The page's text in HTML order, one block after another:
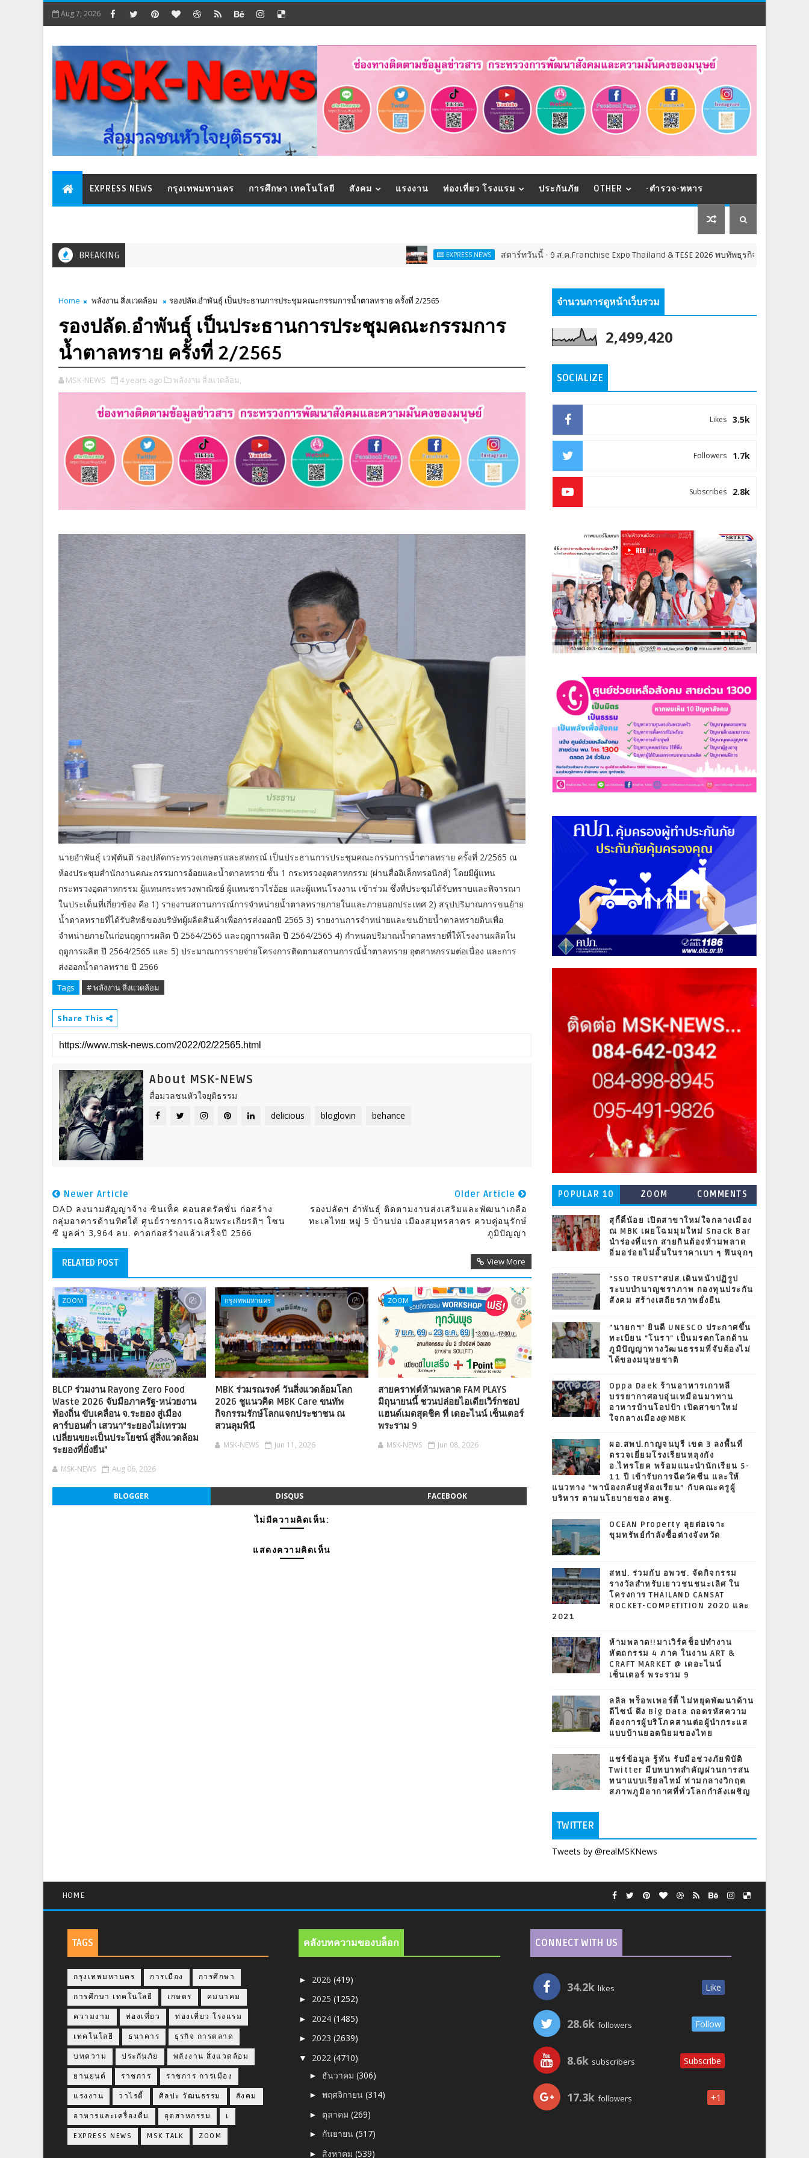
Aug 7, 2026
EXPRESS NEWS กรุงเทพมหานคร การศึกษา เทคโนโลยี สังคม แรงงาน ท่องเที่ยว โรงแรม ประกันภัย OTHER -ตำรวจ-ทหาร
BREAKING EXPRESS NEWS สตาร์ทวันนี้ - 9 ส.ค.Franchise Expo Thailand & TESE 2026 พบทัพธุรกิจ&แฟรนไชส์ ซัพพลายเอ
Home พลังงาน สิ่งแวดล้อม รองปลัด.อำพันธุ์ เป็นประธานการประชุมคณะกรรมการน้ำตาลทราย ครั้งที่ 2/2565
รองปลัด.อำพันธุ์ เป็นประธานการประชุมคณะกรรมการ
น้ำตาลทราย ครั้งที่ 2/2565
MSK-NEWS 4 years ago พลังงาน สิ่งแวดล้อม,
นายอำพันธุ์ เวฬุตันติ รองปลัดกระทรวงเกษตรและสหกรณ์ เป็นประธานการประชุมคณะกรรมการน้ำตาลทราย ครั้งที่ 2/2565 ณ
ห้องประชุมสำนักงานคณะกรรมการอ้อยและน้ำตาลทราย ชั้น 1 กระทรวงอุตสาหกรรม (ผ่านสื่ออิเล็กทรอนิกส์) โดยมีผู้แทน
กระทรวงอุตสาหกรรม ผู้แทนกระทรวงพาณิชย์ ผู้แทนชาวไร่อ้อย และผู้แทนโรงงาน เข้าร่วม ซึ่งที่ประชุมได้รับทราบและพิจารณา
ในประเด็นที่เกี่ยวข้อง คือ 1) รายงานสถานการณ์การจำหน่ายน้ำตาลทรายภายในและภายนอกประเทศ 2) สรุปปริมาณการขนย้าย
น้ำตาลทรายที่ได้รับสิทธิของบริษัทผู้ผลิตสินค้าเพื่อการส่งออกปี 2565 3) รายงานการจำหน่ายและขนย้ายน้ำตาลทรายดิบเพื่อ
จำหน่ายภายในก่อนฤดูการผลิต ปี 2564/2565 และฤดูการผลิต ปี 2564/2565 4) กำหนดปริมาณน้ำตาลทรายที่ให้โรงงานผลิตใน
ฤดูการผลิต ปี 2564/2565 และ 5) ประมาณการรายจ่ายโครงการติดตามสถานการณ์น้ำตาลทราย อุตสาหกรรมต่อเนื่อง และการ
ส่งออกน้ำตาลทราย ปี 2566
Tags # พลังงาน สิ่งแวดล้อม
Share This
About MSK-NEWS
สื่อมวลชนหัวใจยุติธรรม
delicious
bloglovin behance
Newer Article
DAD ลงนามสัญญาจ้าง ซินเท็ค คอนสตรัคชั่น ก่อสร้าง
กลุ่มอาคารด้านทิศใต้ ศูนย์ราชการเฉลิมพระเกียรติฯ โซน
ซี มูลค่า 3,964 ลบ. คาดก่อสร้างแล้วเสร็จปี 2566
Older Article
รองปลัดฯ อำพันธุ์ ติดตามงานส่งเสริมและพัฒนาเกลือ
ทะเลไทย หมู่ 5 บ้านบ่อ เมืองสมุทรสาคร ควบคู่อนุรักษ์
ภูมิปัญญา
RELATED POST View More
ZOOM
BLCP ร่วมงาน Rayong Zero Food
Waste 2026 จับมือภาครัฐ-หน่วยงาน
ท้องถิ่น ขับเคลื่อน จ.ระยอง สู่เมือง
คาร์บอนต่ำ เสวนา“ระยองไม่เทรวม
เปลี่ยนขยะเป็นประโยชน์ สู่สิ่งแวดล้อม
ระยองที่ยั่งยืน”
MSK-NEWS Aug 06, 2026
กรุงเทพมหานคร
MBK ร่วมรณรงค์ วันสิ่งแวดล้อมโลก
2026 ชูแนวคิด MBK Care ขนทัพ
กิจกรรมรักษ์โลกแจกประชาชน ณ
สวนลุมพินี
MSK-NEWS Jun 11, 2026
ZOOM
สายคราฟต์ห้ามพลาด FAM PLAYS
มิถุนายนนี้ ชวนปล่อยไอเดียเวิร์กชอป
แฮนด์เมดสุดชิค ที่ เดอะไนน์ เซ็นเตอร์
พระราม 9
MSK-NEWS Jun 08, 2026
BLOGGER DISQUS FACEBOOK
ไม่มีความคิดเห็น:
แสดงความคิดเห็น
จำนวนการดูหน้าเว็บรวม
2,499,420
SOCIALIZE
3.5k
Likes
1.7k
Followers
2.8k
Subscribes
POPULAR 10 ZOOM COMMENTS
สุกี้ตี๋น้อย เปิดสาขาใหม่ใจกลางเมือง
ณ MBK เผยโฉมมุมใหม่ Snack Bar
นำร่องที่แรก สายกินต้องห้ามพลาด
อิ่มอร่อยไม่อั้นในราคาเบา ๆ ฟินจุกๆ
"SSO TRUST"สปส.เดินหน้าปฏิรูป
ระบบบำนาญชราภาพ กองทุนประกัน
สังคม สร้างเสถียรภาพยั่งยืน
"นายกฯ" ยินดี UNESCO ประกาศขึ้น
ทะเบียน "โนรา" เป็นมรดกโลกด้าน
ภูมิปัญญาทางวัฒนธรรมที่จับต้องไม่
ได้ของมนุษยชาติ
Oppa Daek ร้านอาหารเกาหลี
บรรยากาศอบอุ่นเหมือนมาทาน
อาหารบ้านโอปป้า เปิดสาขาใหม่
ใจกลางเมือง@MBK
ผอ.สพป.กาญจนบุรี เขต 3 ลงพื้นที่
ตรวจเยี่ยมโรงเรียนหลุงกัง
อ.ไทรโยค พร้อมแนะนำนักเรียน 5-
11 ปี เข้ารับการฉีดวัคซีน และให้
แนวทาง “พาน้องกลับสู่ห้องเรียน” กับคณะครูผู้
บริหาร ตามนโยบายของ สพฐ.
OCEAN Property ลุยต่อเจาะ
ขุมทรัพย์กำลังซื้อต่างจังหวัด
สทป. ร่วมกับ อพวช. จัดกิจกรรม
รางวัลสำหรับเยาวชนชนะเลิศ ใน
โครงการ THAILAND CANSAT
ROCKET-COMPETITION 2020 และ
2021
ห้ามพลาด!!มาเวิร์คช็อปทำงาน
หัตถกรรม 4 ภาค ในงาน ART &
CRAFT MARKET @ เดอะไนน์
เซ็นเตอร์ พระราม 9
ลลิล พร็อพเพอร์ตี้ ไม่หยุดพัฒนาด้าน
ดีไซน์ ดึง Big Data ถอดรหัสความ
ต้องการผู้บริโภคสานต่อผู้นำกระแส
แบบบ้านยอดนิยมของไทย
แชร์ข้อมูล รู้ทัน รับมือช่วงภัยพิบัติ
Twitter มีบทบาทสำคัญผ่านการสน
ทนาแบบเรียลไทม์ ท่ามกลางวิกฤต
สภาพภูมิอากาศที่ทั่วโลกกำลังเผชิญ
TWITTER
Tweets by @realMSKNews
HOME
TAGS
กรุงเทพมหานคร การเมือง การศึกษา
การศึกษา เทคโนโลยี เกษตร คมนาคม
ความงาม ท่องเที่ยว ท่องเที่ยว โรงแรม
เทคโนโลยี ธนาคาร ธุรกิจ การตลาด
บทความ ประกันภัย พลังงาน สิ่งแวดล้อม
ยานยนต์ ราชการ ราชการ การเมือง
แรงงาน วาไรตี้ ศิลปะ วัฒนธรรม สังคม
อาหารและเครื่องดื่ม อุตสาหกรรม เ
EXPRESS NEWS MSK TALK ZOOM
คลังบทความของบล็อก
► 2026(419)
► 2025(1252)
► 2024(1485)
► 2023(2639)
▼ 2022(4710)
► ธันวาคม(306)
►พฤศจิกายน(314)
► ตุลาคม(269)
► กันยายน(517)
► สิงหาคม(539)
CONNECT WITH US
34.2k likes Like
28.6k followers Follow
8.6k subscribers Subscribe
17.3k followers +1